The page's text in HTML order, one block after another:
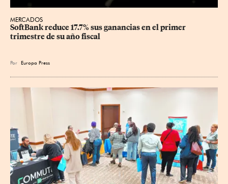
MERCADOS
SoftBank reduce 17.7% sus ganancias en el primer
trimestre de su año fiscal
Por Europa Press